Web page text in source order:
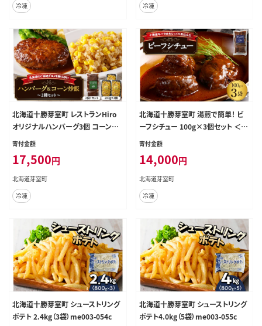
冷凍
冷凍
北海道十勝芽室町 レストランHiro
オリジナルハンバーグ3個 コーン炒
飯3パック セット me026-022c
寄付金額
17,500円
北海道芽室町
冷凍
北海道十勝芽室町 湯煎で簡単！ ビ
ーフシチュー 100g×3個セット ＜レ
ストランHiroオリジナル＞ me026-
寄付金額
14,000円
北海道芽室町
冷凍
北海道十勝芽室町 シューストリング
ポテト 2.4kg（3袋）me003-054c
北海道十勝芽室町 シューストリング
ポテト4.0kg（5袋）me003-055c